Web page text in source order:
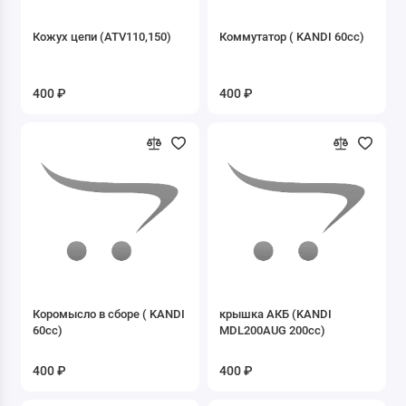
Б/У запчасти
Запасные части к Буксировщикам
Запасные части к двигателю 1P47FMF-G1
Запасные части к двигателю 1P50FMG-2
Кожух цепи (ATV110,150)
400 ₽
Коммутатор ( KANDI 60cc)
400 ₽
Коромысло в сборе ( KANDI
60cc)
400 ₽
крышка АКБ (KANDI
MDL200AUG 200cc)
400 ₽